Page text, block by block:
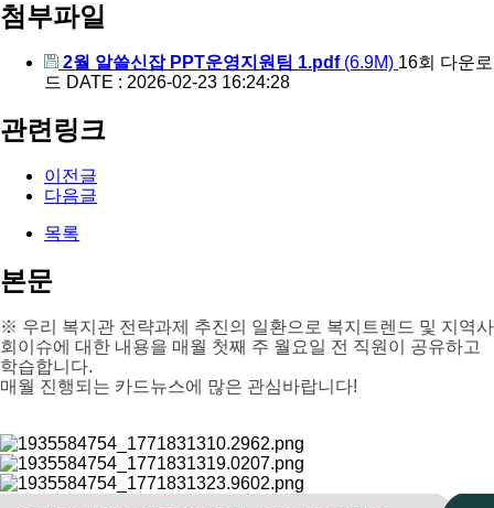
첨부파일
2월 알쓸신잡 PPT운영지원팀 1.pdf(6.9M) 16회 다운로
드 DATE : 2026-02-23 16:24:28
관련링크
이전글
다음글
목록
본문
※ 우리 복지관 전략과제 추진의 일환으로 복지트렌드 및 지역사
회이슈에 대한 내용을 매월 첫째 주 월요일 전 직원이 공유하고
학습합니다.
매월 진행되는 카드뉴스에 많은 관심바랍니다!